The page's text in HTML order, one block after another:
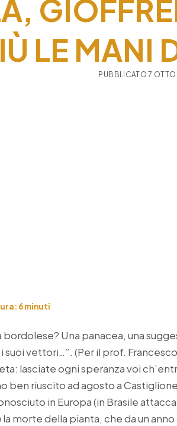
LE MANI
PUBBLICATO 7
6minuti
bordolese? Una panacea, una
suoi vettori…”. (Per il prof.
lasciate ogni speranza voi
ben riuscito ad agosto a
in Europa (in Brasile
la morte della pianta, che da un